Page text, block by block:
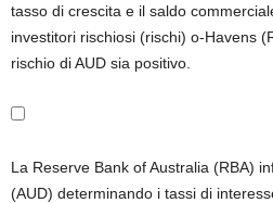
tasso di crescita e il saldo
investitori rischiosi (rischi) o-Havens
rischio di AUD sia positivo.
La Reserve Bank of Australia (RBA)
(AUD) determinando i tassi di